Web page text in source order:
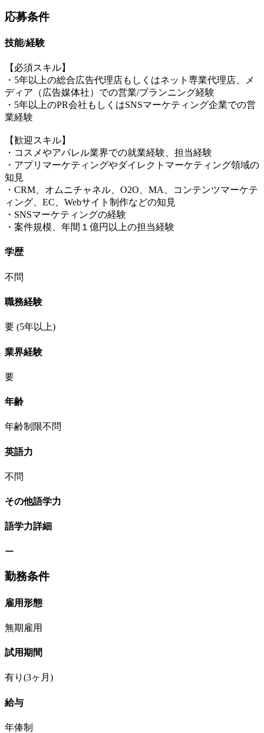
応募条件
技能/経験
【必須スキル】
・5年以上の総合広告代理店もしくはネット専業代理店、メ
ディア（広告媒体社）での営業/プランニング経験
・5年以上のPR会社もしくはSNSマーケティング企業での営
業経験
【歓迎スキル】
・コスメやアパレル業界での就業経験、担当経験
・アプリマーケティングやダイレクトマーケティング領域の
知見
・CRM、オムニチャネル、O2O、MA、コンテンツマーケテ
ィング、EC、Webサイト制作などの知見
・SNSマーケティングの経験
・案件規模、年間１億円以上の担当経験
学歴
不問
職務経験
要 (5年以上)
業界経験
要
年齢
年齢制限不問
英語力
不問
その他語学力
語学力詳細
ー
勤務条件
雇用形態
無期雇用
試用期間
有り(3ヶ月)
給与
年俸制